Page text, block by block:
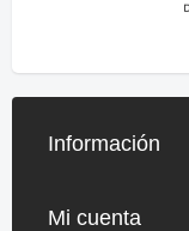
Información
Mi cuenta